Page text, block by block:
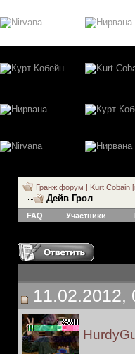
Гранж форум | Kurt Cobain
Дейв Грол
FAQ Участники
11.02.2012,